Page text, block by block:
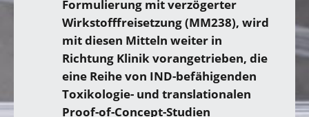
Formulierung mit verzögerter
Wirkstofffreisetzung (MM238), wird
mit diesen Mitteln weiter in
Richtung Klinik vorangetrieben, die
eine Reihe von IND-befähigenden
Toxikologie- und translationalen
Proof-of-Concept-Studien